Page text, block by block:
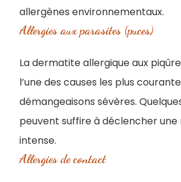
allergènes environnementaux.
Allergies aux parasites (puces)
La dermatite allergique aux
l’une des causes les plus
démangeaisons sévères.
peuvent suffire à déclencher
intense.
Allergies de contact